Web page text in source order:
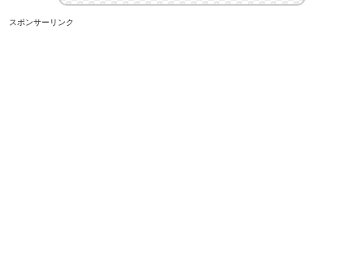
スポンサーリンク